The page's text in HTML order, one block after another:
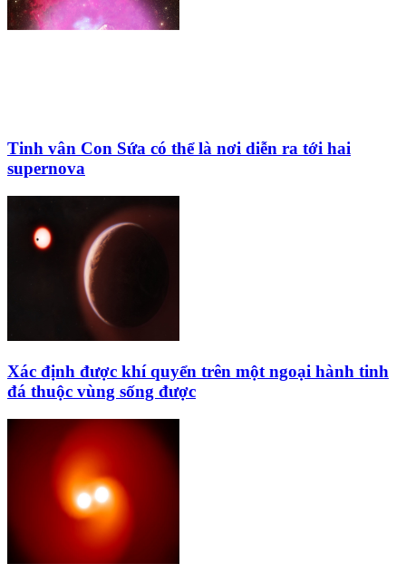
Tinh vân Con Sứa có thể là nơi diễn ra tới hai
supernova
Xác định được khí quyển trên một ngoại hành tinh
đá thuộc vùng sống được